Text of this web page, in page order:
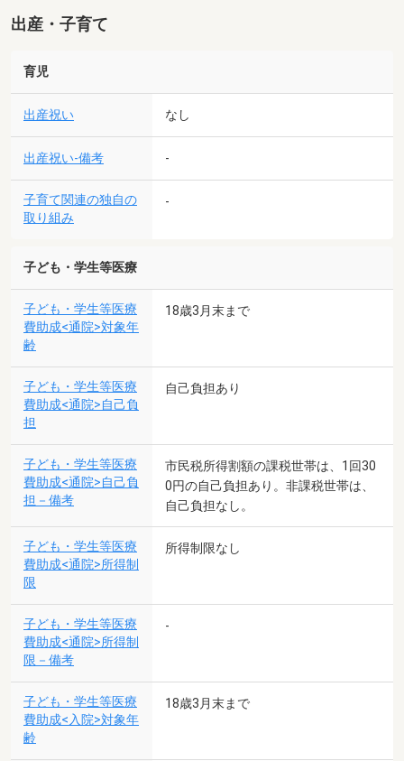
出産・子育て
育児
出産祝い なし
出産祝い-備考 -
子育て関連の独自の
取り組み
-
子ども・学生等医療
子ども・学生等医療
費助成<通院>対象年
齢
18歳3月末まで
子ども・学生等医療
費助成<通院>自己負
担
自己負担あり
子ども・学生等医療
費助成<通院>自己負
担－備考
市民税所得割額の課税世帯は、1回30
0円の自己負担あり。非課税世帯は、
自己負担なし。
子ども・学生等医療
費助成<通院>所得制
限
所得制限なし
子ども・学生等医療
費助成<通院>所得制
限－備考
-
子ども・学生等医療
費助成<入院>対象年
齢
18歳3月末まで